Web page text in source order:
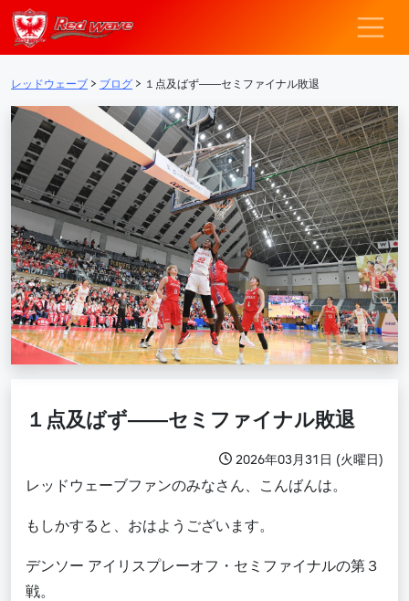
メインナビゲーション
レッドウェー
レッドウェーブ > ブログ > １点及ばず――セミファイナル敗退
１点及ばず――セミファイナル敗退
2026年03月31日 (火曜日)
レッドウェーブファンのみなさん、こんばんは。
もしかすると、おはようございます。
デンソー アイリスプレーオフ・セミファイナルの第３
戦。